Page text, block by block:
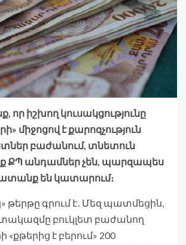
որ իշխող կուսակցությունը
միջոցով է քարոզչություն
բաժանում, տնետուն
ՔՊ անդամներ չեն, պարզապես
են կատարում։
գրում է․ Մեզ պատմեցին,
բուկլետ բաժանող
է բերում» 200